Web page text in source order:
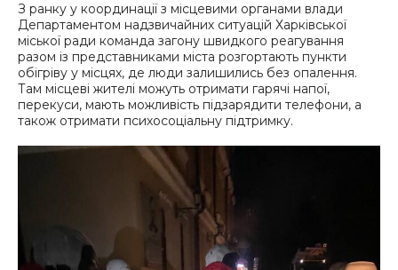
З ранку у координації з місцевими органами влади
Департаментом надзвичайних ситуацій Харківської
міської ради команда загону швидкого реагування
разом із представниками міста розгортають пункти
обігріву у місцях, де люди залишились без опалення.
Там місцеві жителі можуть отримати гарячі напої,
перекуси, мають можливість підзарядити телефони, а
також отримати психосоціальну підтримку.